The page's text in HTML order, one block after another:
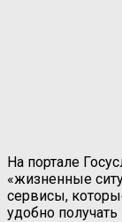
На портале
«жизненные
сервисы,
удобно